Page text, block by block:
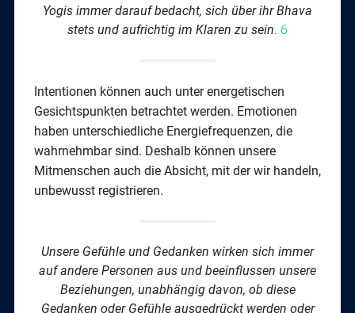
Yogis immer darauf bedacht, sich über ihr Bhava
stets und aufrichtig im Klaren zu sein. 6
Intentionen können auch unter energetischen
Gesichtspunkten betrachtet werden. Emotionen
haben unterschiedliche Energiefrequenzen, die
wahrnehmbar sind. Deshalb können unsere
Mitmenschen auch die Absicht, mit der wir handeln,
unbewusst registrieren.
Unsere Gefühle und Gedanken wirken sich immer
auf andere Personen aus und beeinflussen unsere
Beziehungen, unabhängig davon, ob diese
Gedanken oder Gefühle ausgedrückt werden oder